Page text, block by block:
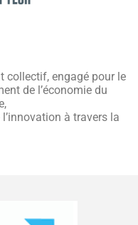
collectif, engagé pour le
de l’économie du
à travers la